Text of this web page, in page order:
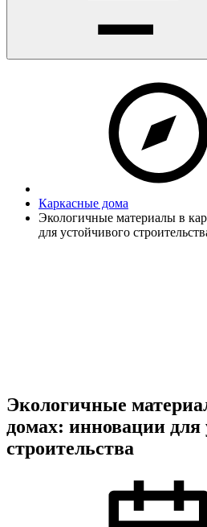
Каркасные дома
Экологичные материалы в
для устойчивого
Экологичные
домах: инновации для
строительства